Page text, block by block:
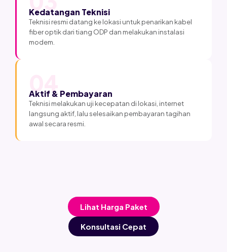
Kedatangan Teknisi
Teknisi resmi datang ke lokasi untuk penarikan kabel
fiber optik dari tiang ODP dan melakukan instalasi
modem.
04
Aktif & Pembayaran
Teknisi melakukan uji kecepatan di lokasi, internet
langsung aktif, lalu selesaikan pembayaran tagihan
awal secara resmi.
Lihat Harga Paket
Konsultasi Cepat